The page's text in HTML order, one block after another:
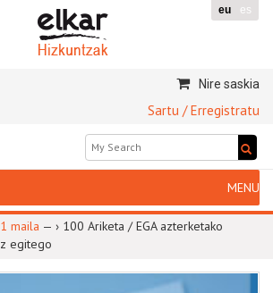
eu es
Nire saskia
Sartu / Erregistratu
maila — › 100 Ariketa / EGA azterketako
egitego